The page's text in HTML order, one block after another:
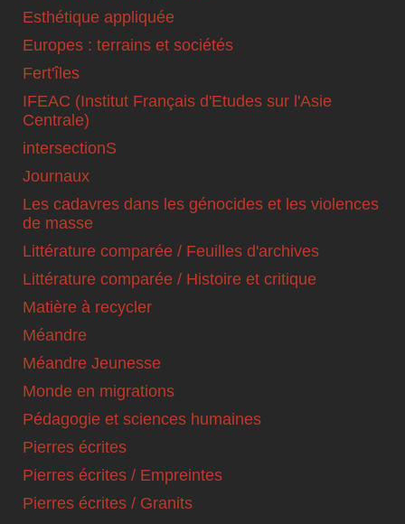
Esthétique appliquée
Europes : terrains et sociétés
Fert'îles
IFEAC (Institut Français d'Etudes sur l'Asie
Centrale)
intersectionS
Journaux
Les cadavres dans les génocides et les violences
de masse
Littérature comparée / Feuilles d'archives
Littérature comparée / Histoire et critique
Matière à recycler
Méandre
Méandre Jeunesse
Monde en migrations
Pédagogie et sciences humaines
Pierres écrites
Pierres écrites / Empreintes
Pierres écrites / Granits